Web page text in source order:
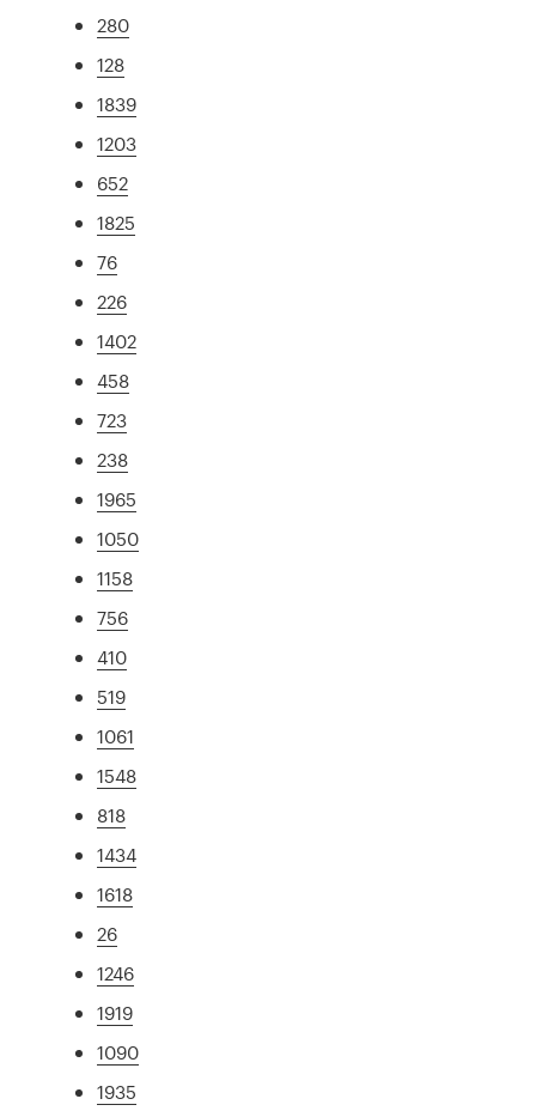
280
128
1839
1203
652
1825
76
226
1402
458
723
238
1965
1050
1158
756
410
519
1061
1548
818
1434
1618
26
1246
1919
1090
1935